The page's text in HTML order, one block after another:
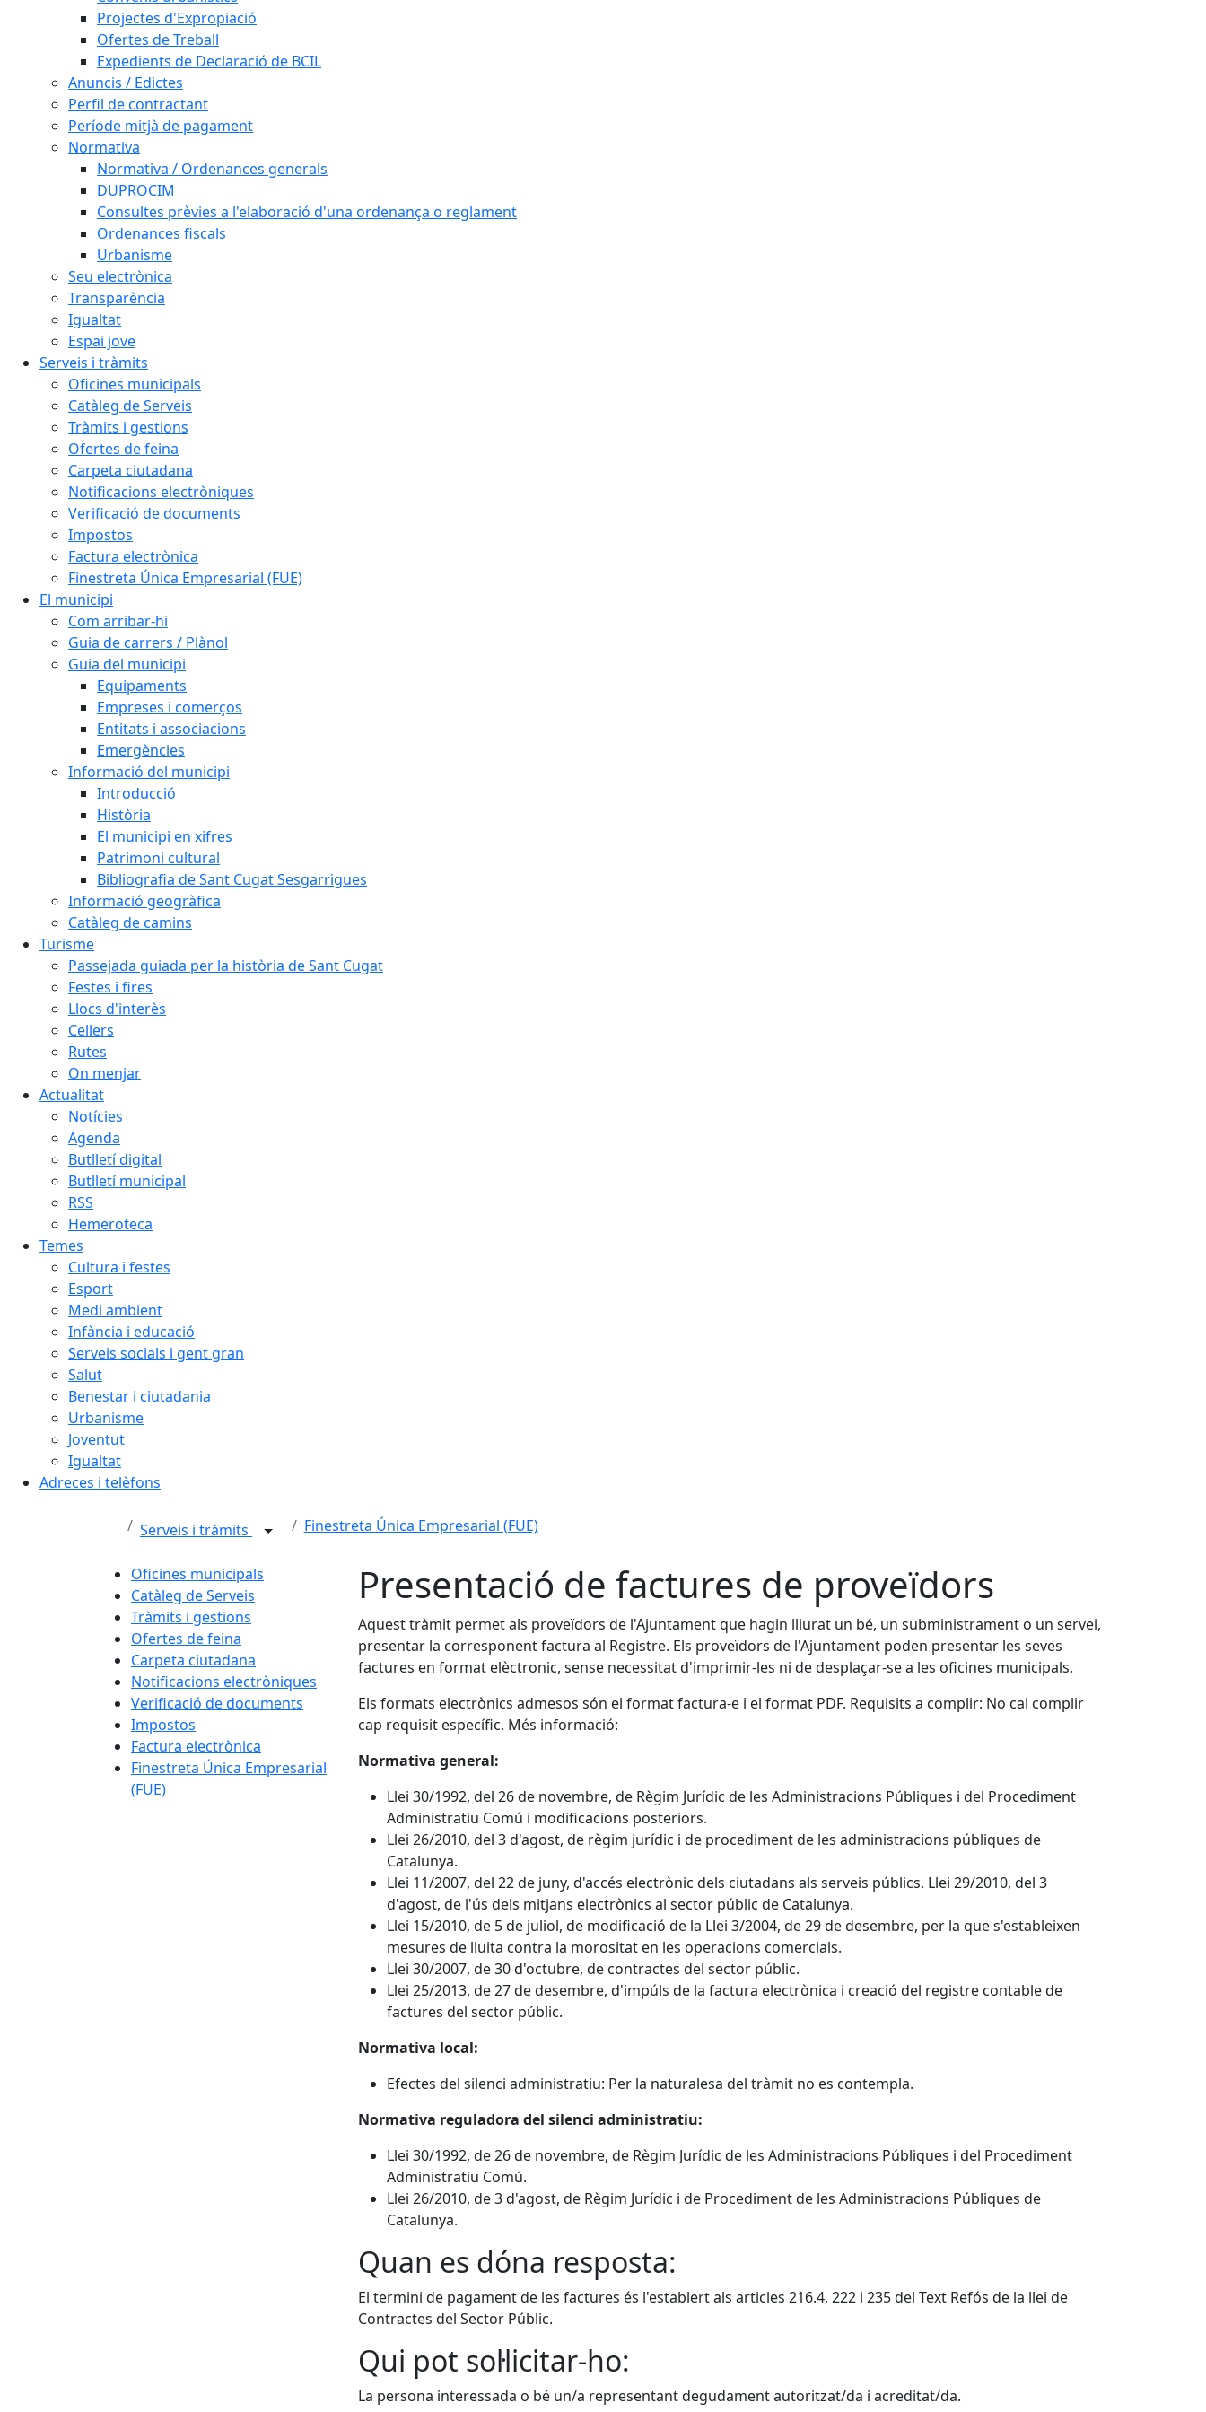
Projectes d'Expropiació
Ofertes de Treball
Expedients de Declaració de BCIL
Anuncis / Edictes
Perfil de contractant
Període mitjà de pagament
Normativa
Normativa / Ordenances generals
DUPROCIM
Consultes prèvies a l'elaboració d'una ordenança o reglament
Ordenances fiscals
Urbanisme
Seu electrònica
Transparència
Igualtat
Espai jove
Serveis i tràmits
Oficines municipals
Catàleg de Serveis
Tràmits i gestions
Ofertes de feina
Carpeta ciutadana
Notificacions electròniques
Verificació de documents
Impostos
Factura electrònica
Finestreta Única Empresarial (FUE)
El municipi
Com arribar-hi
Guia de carrers / Plànol
Guia del municipi
Equipaments
Empreses i comerços
Entitats i associacions
Emergències
Informació del municipi
Introducció
Història
El municipi en xifres
Patrimoni cultural
Bibliografia de Sant Cugat Sesgarrigues
Informació geogràfica
Catàleg de camins
Turisme
Passejada guiada per la història de Sant Cugat
Festes i fires
Llocs d'interès
Cellers
Rutes
On menjar
Actualitat
Notícies
Agenda
Butlletí digital
Butlletí municipal
RSS
Hemeroteca
Temes
Cultura i festes
Esport
Medi ambient
Infància i educació
Serveis socials i gent gran
Salut
Benestar i ciutadania
Urbanisme
Joventut
Igualtat
Adreces i telèfons
Serveis i tràmits Finestreta Única Empresarial (FUE)
Oficines municipals
Catàleg de Serveis
Tràmits i gestions
Ofertes de feina
Carpeta ciutadana
Notificacions electròniques
Verificació de documents
Impostos
Factura electrònica
Finestreta Única Empresarial
(FUE)
Presentació de factures de proveïdors
Aquest tràmit permet als proveïdors de l'Ajuntament que hagin lliurat un bé, un subministrament o un servei,
presentar la corresponent factura al Registre. Els proveïdors de l'Ajuntament poden presentar les seves
factures en format elèctronic, sense necessitat d'imprimir-les ni de desplaçar-se a les oficines municipals.
Els formats electrònics admesos són el format factura-e i el format PDF. Requisits a complir: No cal complir
cap requisit específic. Més informació:
Normativa general:
Llei 30/1992, del 26 de novembre, de Règim Jurídic de les Administracions Públiques i del Procediment
Administratiu Comú i modificacions posteriors.
Llei 26/2010, del 3 d'agost, de règim jurídic i de procediment de les administracions públiques de
Catalunya.
Llei 11/2007, del 22 de juny, d'accés electrònic dels ciutadans als serveis públics. Llei 29/2010, del 3
d'agost, de l'ús dels mitjans electrònics al sector públic de Catalunya.
Llei 15/2010, de 5 de juliol, de modificació de la Llei 3/2004, de 29 de desembre, per la que s'estableixen
mesures de lluita contra la morositat en les operacions comercials.
Llei 30/2007, de 30 d'octubre, de contractes del sector públic.
Llei 25/2013, de 27 de desembre, d'impúls de la factura electrònica i creació del registre contable de
factures del sector públic.
Normativa local:
Efectes del silenci administratiu: Per la naturalesa del tràmit no es contempla.
Normativa reguladora del silenci administratiu:
Llei 30/1992, de 26 de novembre, de Règim Jurídic de les Administracions Públiques i del Procediment
Administratiu Comú.
Llei 26/2010, de 3 d'agost, de Règim Jurídic i de Procediment de les Administracions Públiques de
Catalunya.
Quan es dóna resposta:
El termini de pagament de les factures és l'establert als articles 216.4, 222 i 235 del Text Refós de la llei de
Contractes del Sector Públic.
Qui pot sol·licitar-ho:
La persona interessada o bé un/a representant degudament autoritzat/da i acreditat/da.